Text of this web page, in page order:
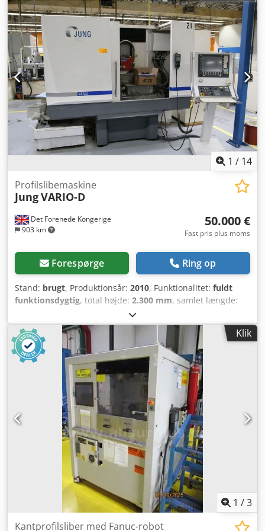
1 / 14
Det Forenede Kongerige
903 km
Profilslibemaskine
JungVARIO-D
50.000 €
Fast pris plus moms
Forespørge Ring op
Stand: brugt, Produktionsår: 2010, Funktionalitet: fuldt
funktionsdygtig, total højde: 2.300 mm, samlet længde:
2.400 mm
kg, vandring X-akse:750 mm, vandring på Y-aksen:485
mm, vandring på Z-aksen:
, fremføringslængde X-
akse:750 mm, fremføringslængde Y-akse: 485 mm
fremføringslængde Z-akse:335 mm , slibeskivebredde:
, bordbredde:300 mm, Kan udføre creep feed-
slibning, indstiksslibning og tværgående slibning. Denne
maskine leveres desuden med 2 roterende diamantdisk-
afretterenheder, hvoraf den ene er stationær, og den
anden er en yderst sjælden mulighed for disse maskiner:
en motoriseret 'drejelig' roterende diamantdisk-
afretterenhed med en stationær diamant i enden (se
billeder). Dkedpfx Aijxaqm So Ior
Klik
1 /3
Kantprofilsliber med Fanuc-robot